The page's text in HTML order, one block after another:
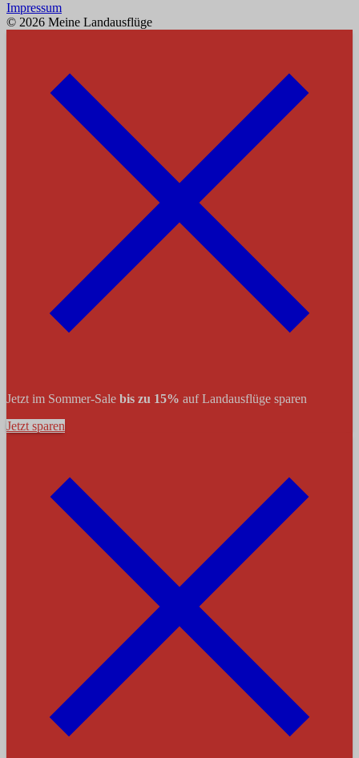
Impressum
© 2026 Meine Landausflüge
Jetzt im Sommer-Sale bis zu 15% auf Landausflüge sparen
Jetzt sparen